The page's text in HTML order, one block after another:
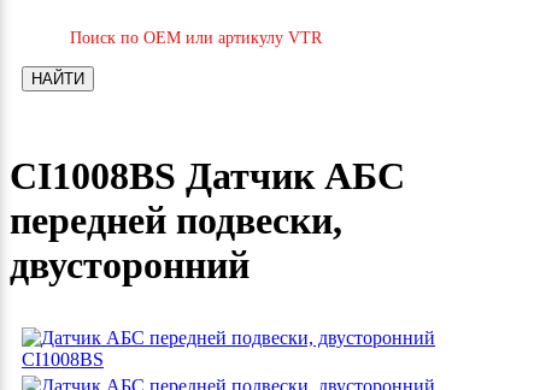
Поиск по OEM или артикулу VTR
НАЙТИ
CI1008BS Датчик АБС
передней подвески,
двусторонний